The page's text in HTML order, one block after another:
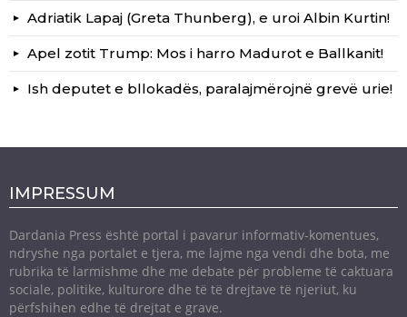
Adriatik Lapaj (Greta Thunberg), e uroi Albin Kurtin!
Apel zotit Trump: Mos i harro Madurot e Ballkanit!
Ish deputet e bllokadës, paralajmërojnë grevë urie!
IMPRESSUM
Dardania Press është portal i pavarur informativ-komentues,
ndryshe nga portalet e tjera, me lajme nga vendi dhe bota, me
rubrika të larmishme dhe me debate për probleme të caktuara
sociale, politike, kulturore dhe të të drejtave të njeriut, ku
përfshihen edhe të drejtat e grave.